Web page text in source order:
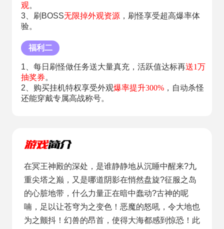
观。
3、刷BOSS无限掉外观资源，刷怪享受超高爆率体
验。
福利二
1、每日刷怪做任务送大量真充，活跃值达标再送1万
抽奖券。
2、购买挂机特权享受外观爆率提升300%，自动杀怪
还能穿戴专属高战称号。
在冥王神殿的深处，是谁静静地从沉睡中醒来?九
重尖塔之巅，又是哪道阴影在悄然盘旋?征服之岛
的心脏地带，什么力量正在暗中蠢动?古神的呢
喃，足以让苍穹为之变色！恶魔的怒吼，令大地也
为之颤抖！幻兽的昂首，使得大海都感到惊恐！此